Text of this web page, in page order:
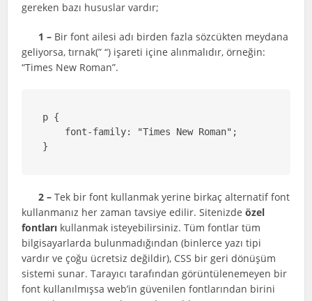
gereken bazı hususlar vardır;
1 – Bir font ailesi adı birden fazla sözcükten meydana
geliyorsa, tırnak(” “) işareti içine alınmalıdır, örneğin:
“Times New Roman”.
p {
    font-family: "Times New Roman";
}
2 – Tek bir font kullanmak yerine birkaç alternatif font
kullanmanız her zaman tavsiye edilir. Sitenizdeözel
fontları kullanmak isteyebilirsiniz. Tüm fontlar tüm
bilgisayarlarda bulunmadığından (binlerce yazı tipi
vardır ve çoğu ücretsiz değildir), CSS bir geri dönüşüm
sistemi sunar. Tarayıcı tarafından görüntülenemeyen bir
font kullanılmışsa web’in güvenilen fontlarından birini